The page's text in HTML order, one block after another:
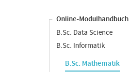
Online-Modulhandbuch
B.Sc. Data Science
B.Sc. Informatik
B.Sc. Mathematik